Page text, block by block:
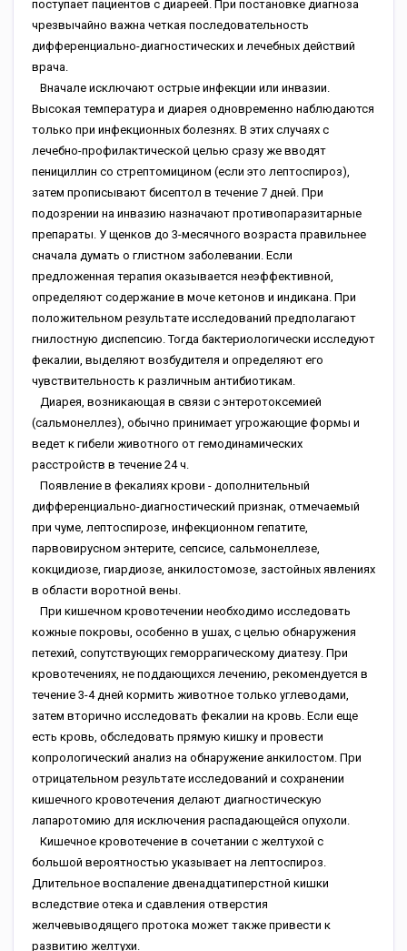
поступает пациентов с диареей. При постановке диагноза
чрезвычайно важна четкая последовательность
дифференциально-диагностических и лечебных действий
врача.
Вначале исключают острые инфекции или инвазии.
Высокая температура и диарея одновременно наблюдаются
только при инфекционных болезнях. В этих случаях с
лечебно-профилактической целью сразу же вводят
пенициллин со стрептомицином (если это лептоспироз),
затем прописывают бисептол в течение 7 дней. При
подозрении на инвазию назначают противопаразитарные
препараты. У щенков до 3-месячного возраста правильнее
сначала думать о глистном заболевании. Если
предложенная терапия оказывается неэффективной,
определяют содержание в моче кетонов и индикана. При
положительном результате исследований предполагают
гнилостную диспепсию. Тогда бактериологически исследуют
фекалии, выделяют возбудителя и определяют его
чувствительность к различным антибиотикам.
Диарея, возникающая в связи с энтеротоксемией
(сальмонеллез), обычно принимает угрожающие формы и
ведет к гибели животного от гемодинамических
расстройств в течение 24 ч.
Появление в фекалиях крови - дополнительный
дифференциально-диагностический признак, отмечаемый
при чуме, лептоспирозе, инфекционном гепатите,
парвовирусном энтерите, сепсисе, сальмонеллезе,
кокцидиозе, гиардиозе, анкилостомозе, застойных явлениях
в области воротной вены.
При кишечном кровотечении необходимо исследовать
кожные покровы, особенно в ушах, с целью обнаружения
петехий, сопутствующих геморрагическому диатезу. При
кровотечениях, не поддающихся лечению, рекомендуется в
течение 3-4 дней кормить животное только углеводами,
затем вторично исследовать фекалии на кровь. Если еще
есть кровь, обследовать прямую кишку и провести
копрологический анализ на обнаружение анкилостом. При
отрицательном результате исследований и сохранении
кишечного кровотечения делают диагностическую
лапаротомию для исключения распадающейся опухоли.
Кишечное кровотечение в сочетании с желтухой с
большой вероятностью указывает на лептоспироз.
Длительное воспаление двенадцатиперстной кишки
вследствие отека и сдавления отверстия
желчевыводящего протока может также привести к
развитию желтухи.